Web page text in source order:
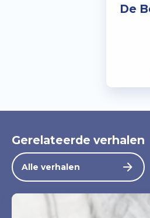
De
Gerelateerde verhalen
Alle verhalen